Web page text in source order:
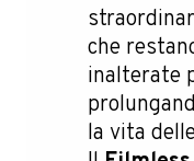
che
inalterate
la vita